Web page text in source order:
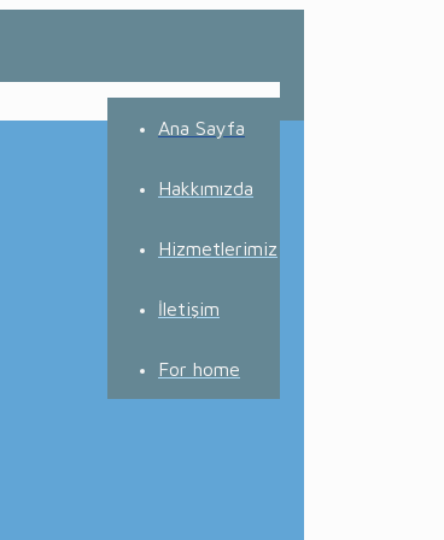
Ana Sayfa
Hakkımızda
Hizmetlerimiz
İletişim
For home